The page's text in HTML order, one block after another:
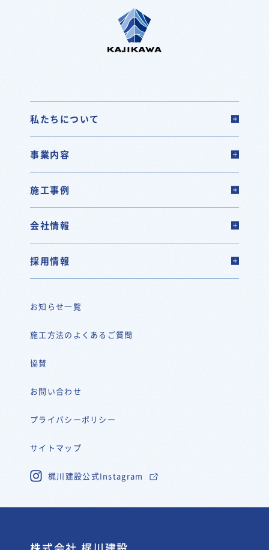
私たちについて
事業内容
施工事例
会社情報
採用情報
お知らせ一覧
施工方法のよくあるご質問
協賛
お問い合わせ
プライバシーポリシー
サイトマップ
梶川建設公式Instagram